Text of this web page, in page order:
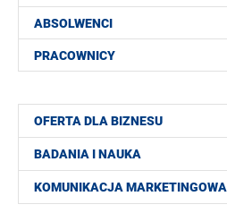
ABSOLWENCI
PRACOWNICY
OFERTA DLA BIZNESU
BADANIA I NAUKA
KOMUNIKACJA MARKETINGOWA